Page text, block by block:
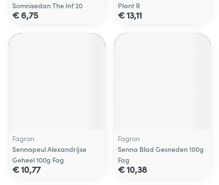
Somnisedan The Inf 20
€ 6,75
Plant R
€ 13,11
Fagron
Sennapeul Alexandrijse
Geheel 100g Fag
€ 10,77
Fagron
Senna Blad Gesneden 100g
Fag
€ 10,38